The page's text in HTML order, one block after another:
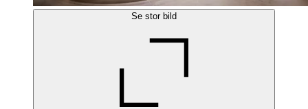
Se stor bild